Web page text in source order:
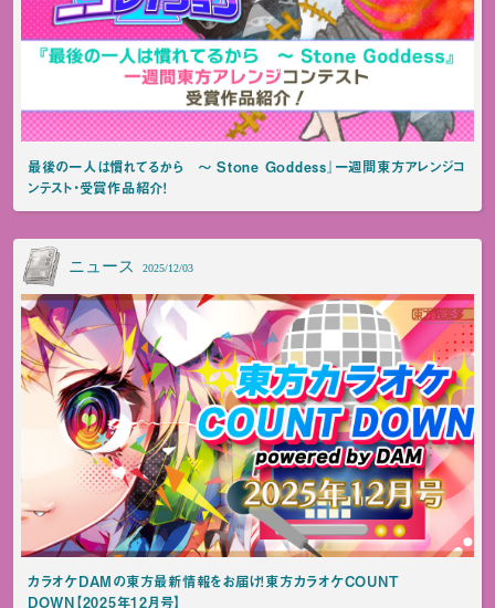
最後の一人は慣れてるから ～ Stone Goddess』一週間東方アレンジコ
ンテスト・受賞作品紹介！
ニュース 2025/12/03
カラオケDAMの東方最新情報をお届け！東方カラオケCOUNT
DOWN【2025年12月号】